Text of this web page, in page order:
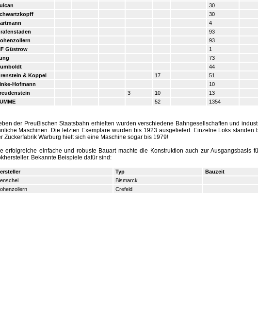
30
30
4
93
93
Güstrow
1
73
44
& Koppel
17
51
Hofmann
10
3 10
13
52 1354
der Preußischen Staatsbahn erhielten wurden verschiedene Bahngesellschaften und
Maschinen. Die letzten Exemplare wurden bis 1923 ausgeliefert. Einzelne Loks
Zuckerfabrik Warburg hielt sich eine Maschine sogar bis 1979!
erfolgreiche einfache und robuste Bauart machte die Konstruktion auch zur Ausgangsbasis
Bekannte Beispiele dafür sind:
Typ Bauzeit
Bismarck
Crefeld